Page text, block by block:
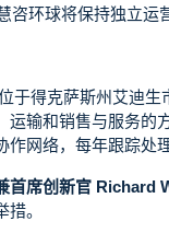
咨环球将保持独立运
于得克萨斯州艾迪
运输和销售与服务的
网络，每年跟踪处
首席创新官 Richard
。